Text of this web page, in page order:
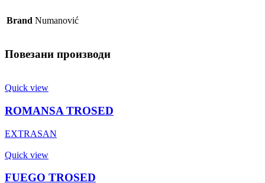
Brand Numanović
Повезани производи
Quick view
ROMANSA TROSED
EXTRASAN
Quick view
FUEGO TROSED